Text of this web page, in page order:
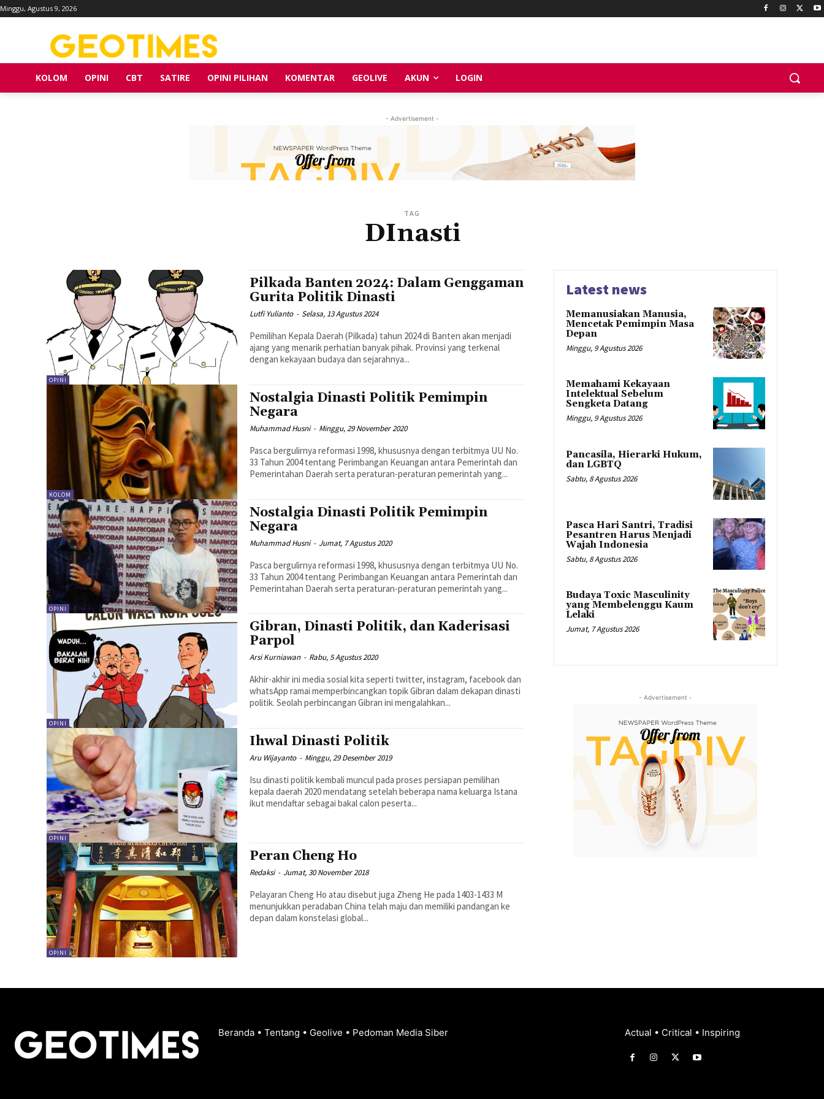
Minggu, Agustus 9, 2026
KOLOM OPINI CBT SATIRE OPINI PILIHAN KOMENTAR GEOLIVE AKUN LOGIN
- Advertisement -
TAG
DInasti
OPINI
Pilkada Banten 2024: Dalam Genggaman
Gurita Politik Dinasti
Lutfi Yulianto - Selasa, 13 Agustus 2024
Pemilihan Kepala Daerah (Pilkada) tahun 2024 di Banten akan menjadi
ajang yang menarik perhatian banyak pihak. Provinsi yang terkenal
dengan kekayaan budaya dan sejarahnya...
KOLOM
Nostalgia Dinasti Politik Pemimpin
Negara
Muhammad Husni - Minggu, 29 November 2020
Pasca bergulirnya reformasi 1998, khususnya dengan terbitmya UU No.
33 Tahun 2004 tentang Perimbangan Keuangan antara Pemerintah dan
Pemerintahan Daerah serta peraturan-peraturan pemerintah yang...
OPINI
Nostalgia Dinasti Politik Pemimpin
Negara
Muhammad Husni - Jumat, 7 Agustus 2020
Pasca bergulirnya reformasi 1998, khususnya dengan terbitmya UU No.
33 Tahun 2004 tentang Perimbangan Keuangan antara Pemerintah dan
Pemerintahan Daerah serta peraturan-peraturan pemerintah yang...
OPINI
Gibran, Dinasti Politik, dan Kaderisasi
Parpol
Arsi Kurniawan - Rabu, 5 Agustus 2020
Akhir-akhir ini media sosial kita seperti twitter, instagram, facebook dan
whatsApp ramai memperbincangkan topik Gibran dalam dekapan dinasti
politik. Seolah perbincangan Gibran ini mengalahkan...
OPINI
Ihwal Dinasti Politik
Aru Wijayanto - Minggu, 29 Desember 2019
Isu dinasti politik kembali muncul pada proses persiapan pemilihan
kepala daerah 2020 mendatang setelah beberapa nama keluarga Istana
ikut mendaftar sebagai bakal calon peserta...
OPINI
Peran Cheng Ho
Redaksi - Jumat, 30 November 2018
Pelayaran Cheng Ho atau disebut juga Zheng He pada 1403-1433 M
menunjukkan peradaban China telah maju dan memiliki pandangan ke
depan dalam konstelasi global...
Latest news
Memanusiakan Manusia,
Mencetak Pemimpin Masa
Depan
Minggu, 9 Agustus 2026
Memahami Kekayaan
Intelektual Sebelum
Sengketa Datang
Minggu, 9 Agustus 2026
Pancasila, Hierarki Hukum,
dan LGBTQ
Sabtu, 8 Agustus 2026
Pasca Hari Santri, Tradisi
Pesantren Harus Menjadi
Wajah Indonesia
Sabtu, 8 Agustus 2026
Budaya Toxic Masculinity
yang Membelenggu Kaum
Lelaki
Jumat, 7 Agustus 2026
- Advertisement -
Beranda • Tentang • Geolive • Pedoman Media Siber Actual • Critical • Inspiring